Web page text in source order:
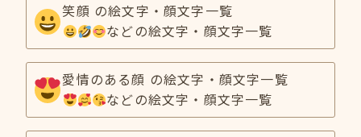
笑顔 の絵文字・顔文字一覧
などの絵文字・顔文字一覧
愛情のある顔 の絵文字・顔文字一覧
などの絵文字・顔文字一覧